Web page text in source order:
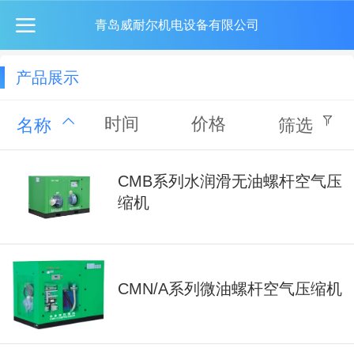
青岛威耐尔机电设备有限公司
产品展示
名称 时间 价格 筛选
CMB系列水润滑无油螺杆空气压
缩机
CMN/A系列微油螺杆空气压缩机